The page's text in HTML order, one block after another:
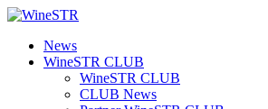
Zum
springen
WineSTR
News
WineSTR CLUB
WineSTR CLUB
CLUB News